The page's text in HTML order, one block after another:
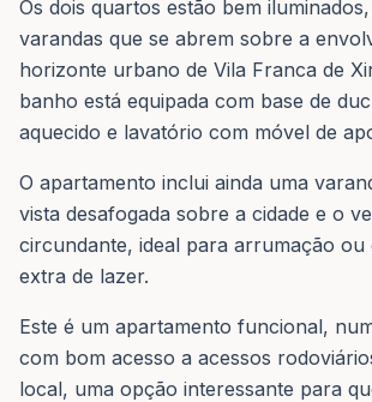
Os dois quartos estão bem
varandas que se abrem sobre a
horizonte urbano de Vila Franca de
banho está equipada com base de
aquecido e lavatório com móvel de
O apartamento inclui ainda uma
vista desafogada sobre a cidade e o
circundante, ideal para arrumação ou
extra de lazer.
Este é um apartamento funcional,
com bom acesso a acessos
local, uma opção interessante para